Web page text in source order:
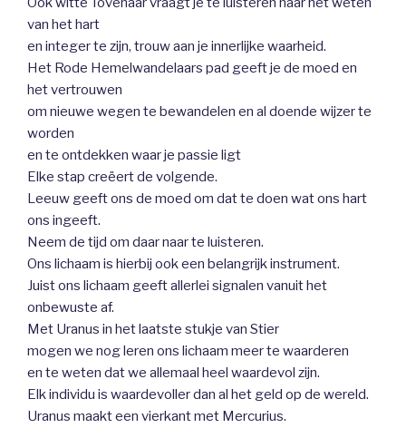
van het hart
en integer te zijn, trouw aan je innerlijke waarheid.
Het Rode Hemelwandelaars pad geeft je de moed en
het vertrouwen
om nieuwe wegen te bewandelen en al doende wijzer te
worden
en te ontdekken waar je passie ligt
Elke stap creëert de volgende.
Leeuw geeft ons de moed om dat te doen wat ons hart
ons ingeeft.
Neem de tijd om daar naar te luisteren.
Ons lichaam is hierbij ook een belangrijk instrument.
Juist ons lichaam geeft allerlei signalen vanuit het
onbewuste af.
Met Uranus in het laatste stukje van Stier
mogen we nog leren ons lichaam meer te waarderen
en te weten dat we allemaal heel waardevol zijn.
Elk individu is waardevoller dan al het geld op de wereld.
Uranus maakt een vierkant met Mercurius.